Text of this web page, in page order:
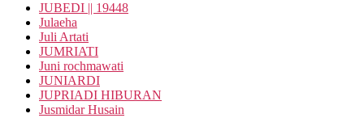
JUBEDI || 19448
Julaeha
Juli Artati
JUMRIATI
Juni rochmawati
JUNIARDI
JUPRIADI HIBURAN
Jusmidar Husain